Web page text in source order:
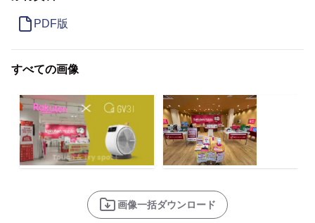
PDF版
すべての画像
画像一括ダウンロード